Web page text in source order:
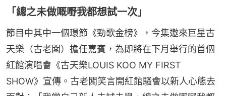
「總之未做嘅嘢我都想試一次」
節目中其中一個環節《勁歌金榜》，今集邀來巨星古
天樂（古老闆）擔任嘉賓，為即將在下月舉行的首個
紅館演唱會《古天樂LOUIS KOO MY FIRST
SHOW》宣傳。古老闆笑言開紅館騷會以新人心態去